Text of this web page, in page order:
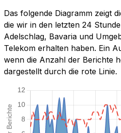
Das folgende Diagramm zeigt
die wir in den letzten 24
Adelschlag, Bavaria und
Telekom erhalten haben. Ein
wenn die Anzahl der Berichte
dargestellt durch die rote Linie.